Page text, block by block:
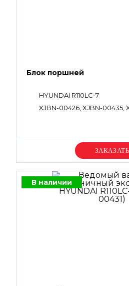
Блок поршней
HYUNDAI R110LC-7
XJBN-00426, XJBN-00435,
Уточняйте
В наличии